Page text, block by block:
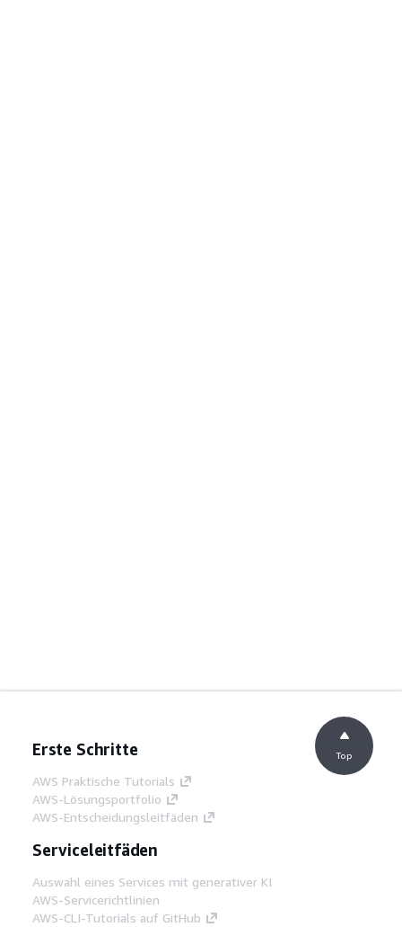
Erste Schritte
AWS Praktische Tutorials
AWS-Lösungsportfolio
AWS-Entscheidungsleitfäden
Serviceleitfäden
Auswahl eines Services mit generativer KI
AWS-Servicerichtlinien
AWS-CLI-Tutorials auf GitHub
Top